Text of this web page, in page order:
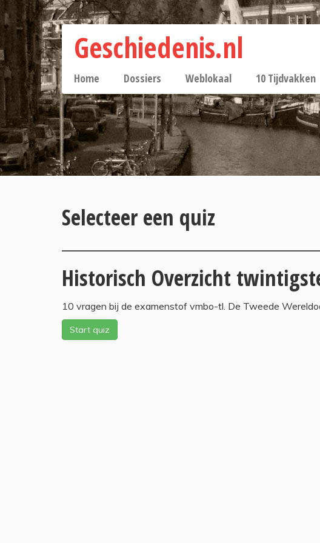
Geschiedenis.nl
Home Dossiers Weblokaal 10 Tijdvakken
Selecteer een quiz
Historisch Overzicht
10 vragen bij de examenstof vmbo-tl. De Tweede
Start quiz